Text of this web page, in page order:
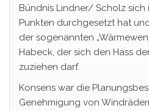
Bündnis Lindner/ Scholz sich
Punkten durchgesetzt hat
der sogenannten
Habeck, der sich den Hass
zuziehen darf.
Konsens war die
Genehmigung von